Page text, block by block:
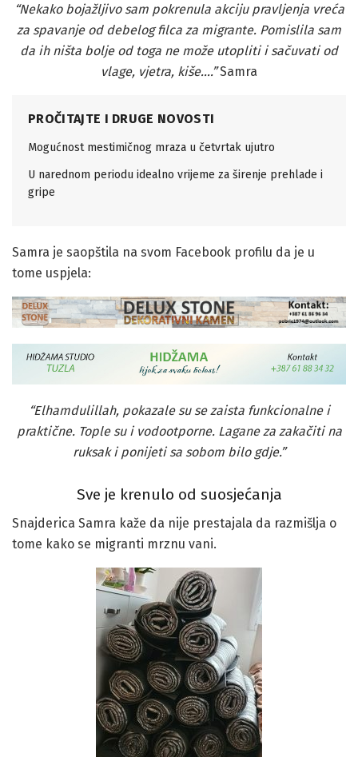
“Nekako bojažljivo sam pokrenula akciju pravljenja vreća
za spavanje od debelog filca za migrante. Pomislila sam
da ih ništa bolje od toga ne može utopliti i sačuvati od
vlage, vjetra, kiše….”Samra
PROČITAJTE I DRUGE NOVOSTI
Mogućnost mestimičnog mraza u četvrtak ujutro
U narednom periodu idealno vrijeme za širenje prehlade i
gripe
Samra je saopštila na svom Facebook profilu da je u
tome uspjela:
“Elhamdulillah, pokazale su se zaista funkcionalne i
praktične. Tople su i vodootporne. Lagane za zakačiti na
ruksak i ponijeti sa sobom bilo gdje.”
Sve je krenulo od suosjećanja
Snajderica Samra kaže da nije prestajala da razmišlja o
tome kako se migranti mrznu vani.